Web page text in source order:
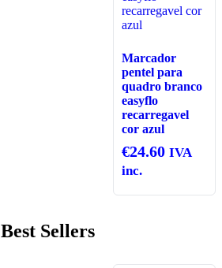
Marcador
pentel para
quadro branco
easyflo
recarregavel
cor azul
€24.60 IVA
inc.
Best Sellers